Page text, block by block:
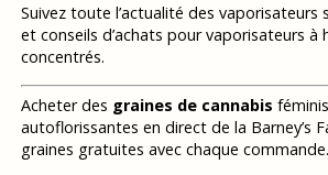
Suivez toute l’actualité des vaporisateurs
et conseils d’achats pour vaporisateurs à
concentrés.
Acheter des graines de cannabis
autoflorissantes en direct de la Barney’s
graines gratuites avec chaque commande.